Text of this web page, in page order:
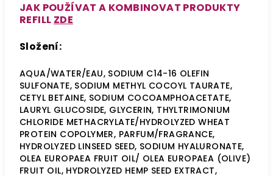
JAK POUŽÍVAT A KOMBINOVAT PRODUKTY
REFILL ZDE
Složení:
AQUA/WATER/EAU, SODIUM C14-16 OLEFIN
SULFONATE, SODIUM METHYL COCOYL TAURATE,
CETYL BETAINE, SODIUM COCOAMPHOACETATE,
LAURYL GLUCOSIDE, GLYCERIN, THYLTRIMONIUM
CHLORIDE METHACRYLATE/HYDROLYZED WHEAT
PROTEIN COPOLYMER, PARFUM/FRAGRANCE,
HYDROLYZED LINSEED SEED, SODIUM HYALURONATE,
OLEA EUROPAEA FRUIT OIL/ OLEA EUROPAEA (OLIVE)
FRUIT OIL, HYDROLYZED HEMP SEED EXTRACT,